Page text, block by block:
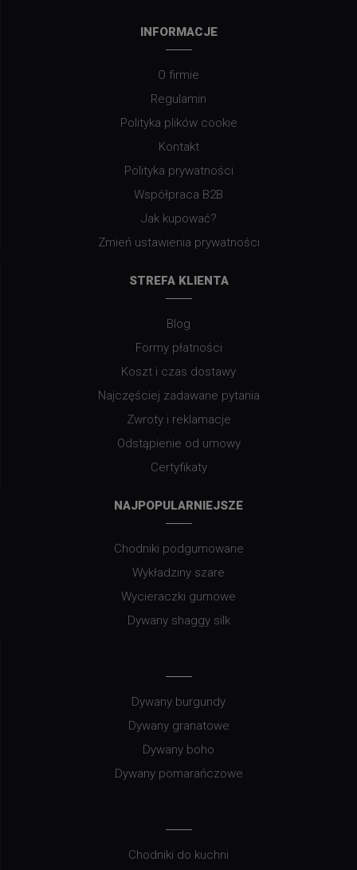
INFORMACJE
O firmie
Regulamin
Polityka plików cookie
Kontakt
Polityka prywatności
Współpraca B2B
Jak kupować?
Zmień ustawienia prywatności
STREFA KLIENTA
Blog
Formy płatności
Koszt i czas dostawy
Najczęściej zadawane pytania
Zwroty i reklamacje
Odstąpienie od umowy
Certyfikaty
NAJPOPULARNIEJSZE
Chodniki podgumowane
Wykładziny szare
Wycieraczki gumowe
Dywany shaggy silk
Dywany burgundy
Dywany granatowe
Dywany boho
Dywany pomarańczowe
Chodniki do kuchni